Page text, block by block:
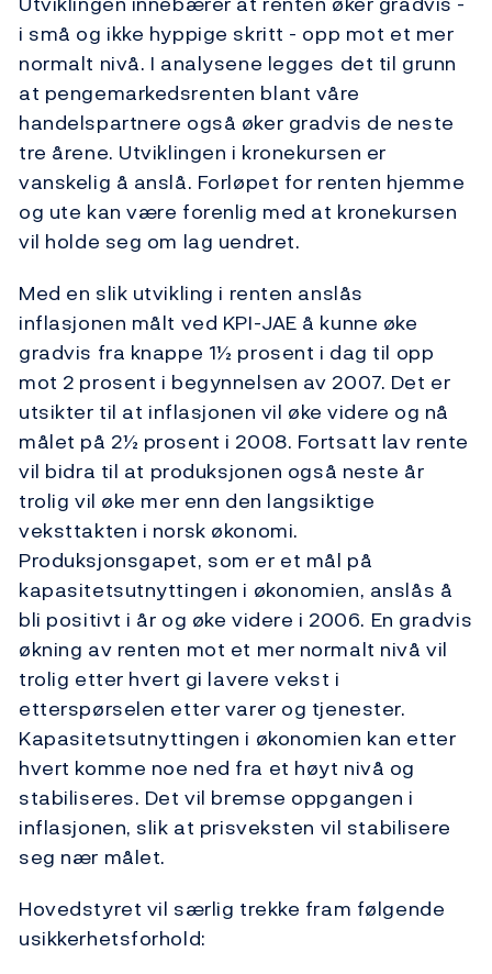
i små og ikke hyppige skritt - opp mot et mer
normalt nivå. I analysene legges det til grunn
at pengemarkedsrenten blant våre
handelspartnere også øker gradvis de neste
tre årene. Utviklingen i kronekursen er
vanskelig å anslå. Forløpet for renten hjemme
og ute kan være forenlig med at kronekursen
vil holde seg om lag uendret.
Med en slik utvikling i renten anslås
inflasjonen målt ved KPI-JAE å kunne øke
gradvis fra knappe 1½ prosent i dag til opp
mot 2 prosent i begynnelsen av 2007. Det er
utsikter til at inflasjonen vil øke videre og nå
målet på 2½ prosent i 2008. Fortsatt lav rente
vil bidra til at produksjonen også neste år
trolig vil øke mer enn den langsiktige
veksttakten i norsk økonomi.
Produksjonsgapet, som er et mål på
kapasitetsutnyttingen i økonomien, anslås å
bli positivt i år og øke videre i 2006. En gradvis
økning av renten mot et mer normalt nivå vil
trolig etter hvert gi lavere vekst i
etterspørselen etter varer og tjenester.
Kapasitetsutnyttingen i økonomien kan etter
hvert komme noe ned fra et høyt nivå og
stabiliseres. Det vil bremse oppgangen i
inflasjonen, slik at prisveksten vil stabilisere
seg nær målet.
Hovedstyret vil særlig trekke fram følgende
usikkerhetsforhold: